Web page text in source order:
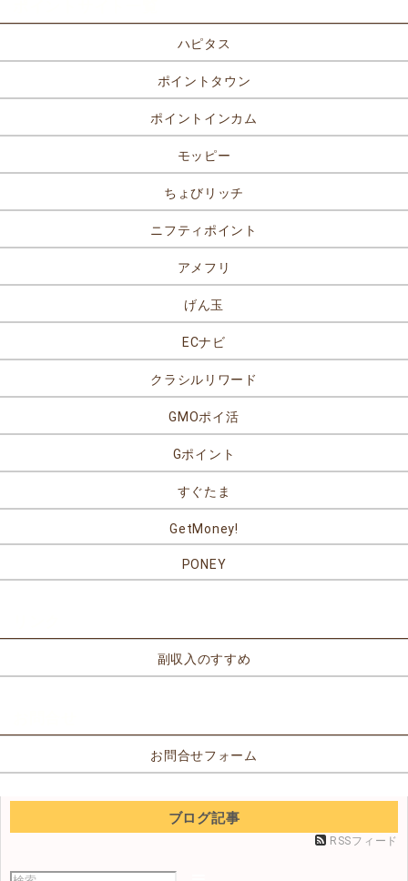
ハピタス
ポイントタウン
ポイントインカム
モッピー
ちょびリッチ
ニフティポイント
アメフリ
げん玉
ECナビ
クラシルリワード
GMOポイ活
Gポイント
すぐたま
GetMoney!
PONEY
副収入のすすめ
お問合せフォーム
ブログ記事
RSSフィード